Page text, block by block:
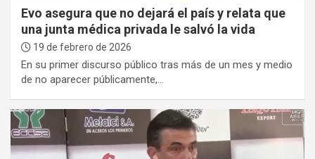
Evo asegura que no dejará el país y relata que
una junta médica privada le salvó la vida
19 de febrero de 2026
En su primer discurso público tras más de un mes y medio
de no aparecer públicamente,…